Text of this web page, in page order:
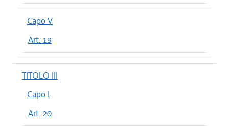
Capo V
Art. 19
TITOLO III
Capo I
Art. 20